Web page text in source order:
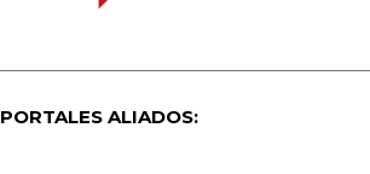
PORTALES ALIADOS: